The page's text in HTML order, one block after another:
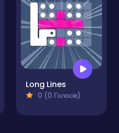
Long Lines
0 (0 Голосів)